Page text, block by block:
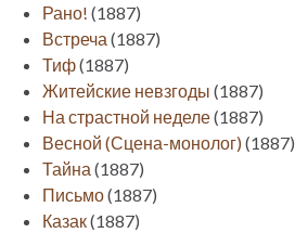
Рано! (1887)
Встреча (1887)
Тиф(1887)
Житейские невзгоды (1887)
На страстной неделе(1887)
Весной (Сцена-монолог)(1887)
Тайна (1887)
Письмо(1887)
Казак(1887)